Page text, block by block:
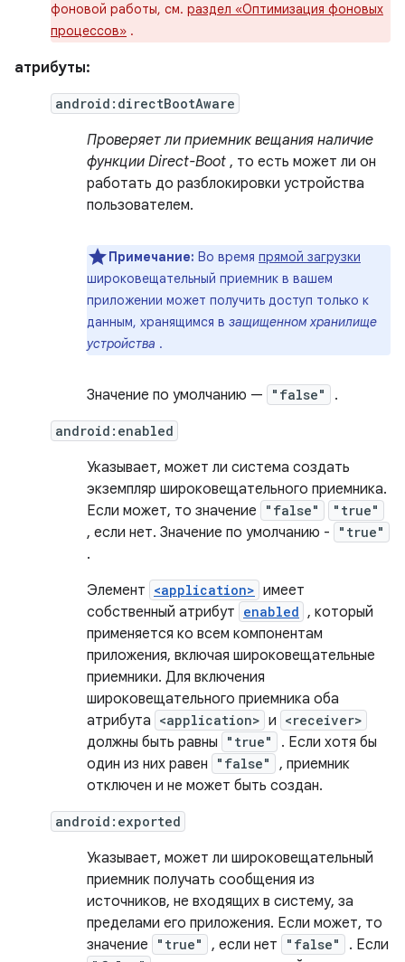
фоновой работы, см. раздел «Оптимизация фоновых
процессов» .
атрибуты:
android:directBootAware
Проверяет ли приемник вещания наличие
функции Direct-Boot , то есть может ли он
работать до разблокировки устройства
пользователем.
Примечание: Во время прямой загрузки
широковещательный приемник в вашем
приложении может получить доступ только к
данным, хранящимся в защищенном хранилище
устройства .
Значение по умолчанию — "false" .
android:enabled
Указывает, может ли система создать
экземпляр широковещательного приемника.
Если может, то значение
"false" "true"
, если нет. Значение по умолчанию - "true"
.
Элемент <application> имеет
собственный атрибут enabled , который
применяется ко всем компонентам
приложения, включая широковещательные
приемники. Для включения
широковещательного приемника оба
атрибута <application> и <receiver>
должны быть равны "true"
. Если хотя бы
один из них равен
"false"
, приемник
отключен и не может быть создан.
android:exported
Указывает, может ли широковещательный
приемник получать сообщения из
источников, не входящих в систему, за
пределами его приложения. Если может, то
значение
"true" , если нет "false" . Если